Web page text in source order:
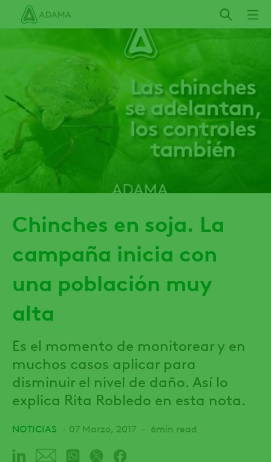
Chinches en soja. La
campaña inicia con
una población muy
alta
Es el momento de monitorear y en
muchos casos aplicar para
disminuir el nivel de daño. Así lo
explica Rita Robledo en esta nota.
NOTICIAS 07 Marzo, 2017 6min read